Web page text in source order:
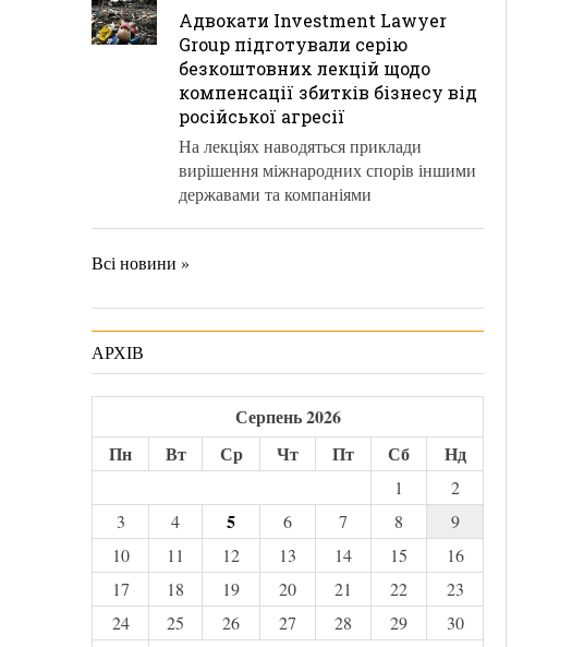
Адвокати Investment Lawyer
Group підготували серію
безкоштовних лекцій щодо
компенсації збитків бізнесу від
російської агресії
На лекціях наводяться приклади
вирішення міжнародних спорів іншими
державами та компаніями
Всі новини »
АРХІВ
Серпень 2026
Пн
Вт Ср Чт Пт Сб Нд
1
2
3
4 5 6 7 8
9
10
11 12 13 14 15
16
17
18 19 20 21 22
23
24
25 26 27 28 29
30